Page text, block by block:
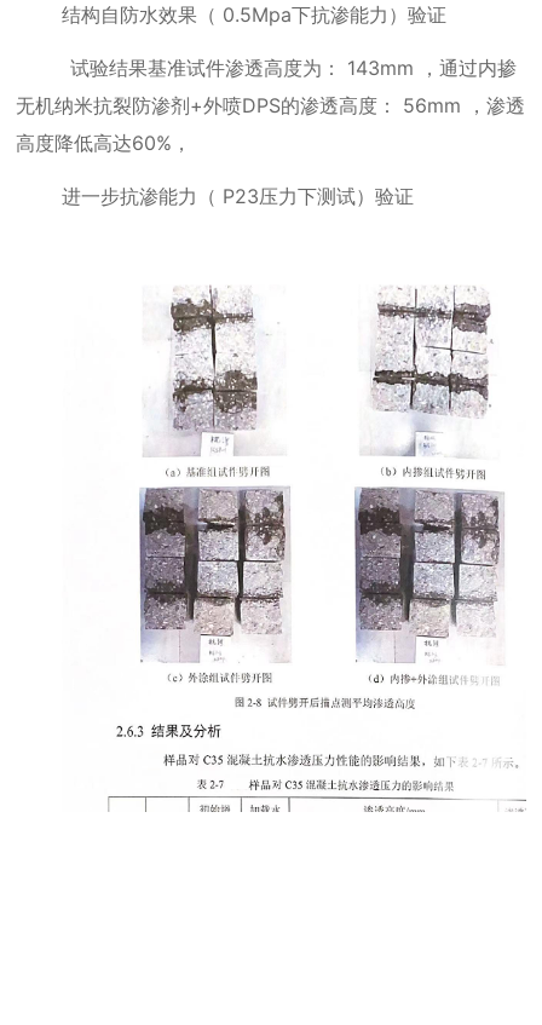
结构自防水效果（ 0.5Mpa下抗渗能力）验证
试验结果基准试件渗透高度为： 143mm
，通过内掺
无机纳米抗裂防渗剂+外喷DPS的渗透高度： 56mm
，渗透
高度降低高达60% ，
进一步抗渗能力（ P23压力下测试）验证